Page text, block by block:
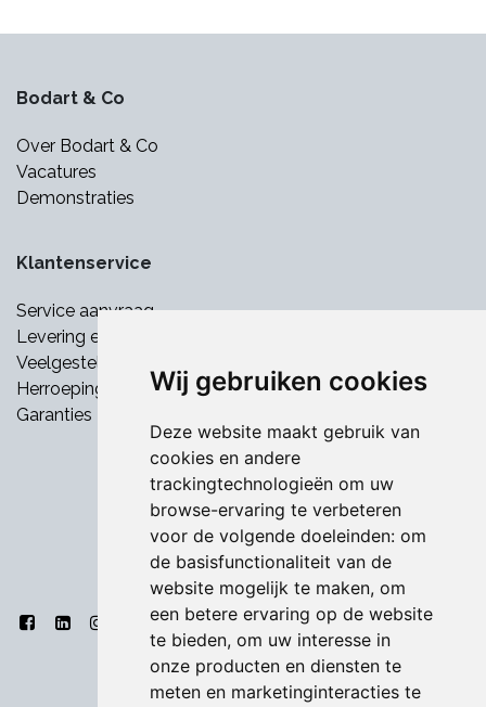
Wij gebruiken cookies
Deze website maakt gebruik van
cookies en andere
trackingtechnologieën om uw
browse-ervaring te verbeteren
voor de volgende doeleinden: om
de basisfunctionaliteit van de
website mogelijk te maken, om
een betere ervaring op de website
te bieden, om uw interesse in
onze producten en diensten te
meten en marketinginteracties te
Bodart & Co
Over Bodart & Co
Vacatures
Demonstraties
Klantenservice
Service aanvraag
Levering en betaling
Veelgestelde vragen
Herroepingsrecht
Garanties